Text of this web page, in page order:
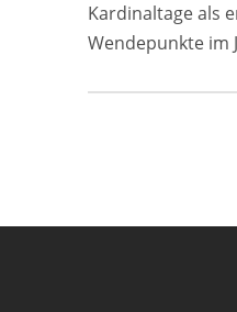
Kardinaltage als
Wendepunkte im